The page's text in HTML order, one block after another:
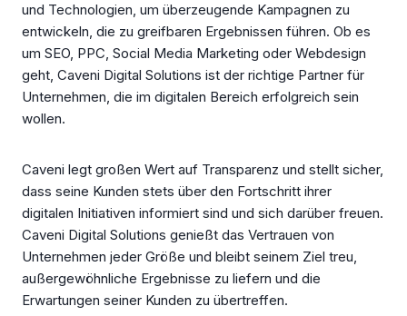
und Technologien, um überzeugende Kampagnen zu
entwickeln, die zu greifbaren Ergebnissen führen. Ob es
um SEO, PPC, Social Media Marketing oder Webdesign
geht, Caveni Digital Solutions ist der richtige Partner für
Unternehmen, die im digitalen Bereich erfolgreich sein
wollen.
Caveni legt großen Wert auf Transparenz und stellt sicher,
dass seine Kunden stets über den Fortschritt ihrer
digitalen Initiativen informiert sind und sich darüber freuen.
Caveni Digital Solutions genießt das Vertrauen von
Unternehmen jeder Größe und bleibt seinem Ziel treu,
außergewöhnliche Ergebnisse zu liefern und die
Erwartungen seiner Kunden zu übertreffen.